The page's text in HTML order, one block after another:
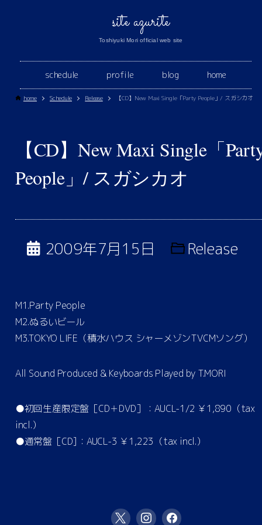
site azurite
Toshiyuki Mori official web site
schedule profile blog home
home Schedule Release 【CD】New Maxi Single「Party People」/ スガシカオ
【CD】New Maxi Single「
People」/ スガシカオ
2009年7月15日 Release
M1.Party People
M2.ぬるいビール
M3.TOKYO LIFE（積水ハウス シャーメゾンTVCMソング）
All Sound Produced & Keyboards Played by T.MORI
●初回生産限定盤［CD＋DVD］：AUCL-1/2 ￥1,890（tax
incl.）
●通常盤［CD]：AUCL-3 ￥1,223（tax incl.）